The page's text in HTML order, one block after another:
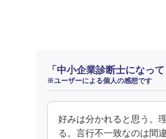
「中小企業診断士になっ
※ユーザーによる個人の感想です
好みは分かれると思う。
る。言行不一致なのは間